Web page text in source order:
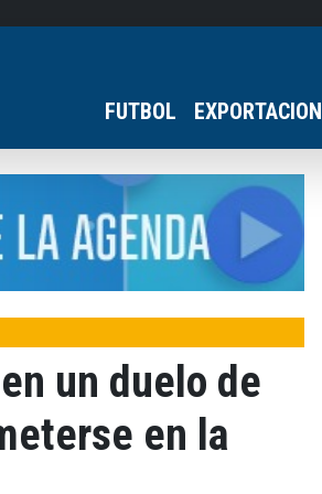
FUTBOL EXPORTACION
un duelo de
en la